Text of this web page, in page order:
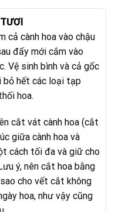
950.000₫.
cả cành hoa vào chậu
đấy mới cắm vào
Vệ sinh bình và cả gốc
bỏ hết các loại tạp
hoa.
cắt vát cành hoa (cắt
giữa cành hoa và
cách tối đa và giữ cho
ý, nên cắt hoa bằng
cho vết cắt không
hoa, như vậy cũng